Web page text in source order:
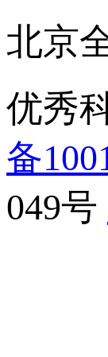
北京
优秀
备
049号